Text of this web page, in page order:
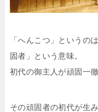
「へんこつ」というの
固者」という意味。
初代の御主人が頑固一
その頑固者の初代が生